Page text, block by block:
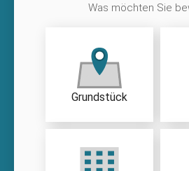
Was möchten Sie
Grundstück